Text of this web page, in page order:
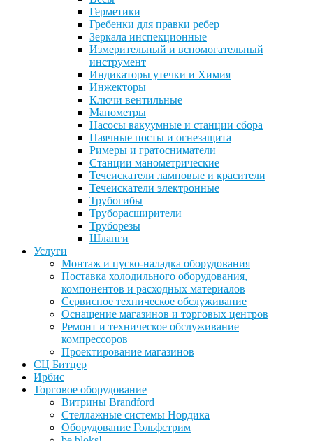
Герметики
Гребенки для правки ребер
Зеркала инспекционные
Измерительный и вспомогательный
инструмент
Индикаторы утечки и Химия
Инжекторы
Ключи вентильные
Манометры
Насосы вакуумные и станции сбора
Паячные посты и огнезащита
Римеры и гратосниматели
Станции манометрические
Течеискатели ламповые и красители
Течеискатели электронные
Трубогибы
Труборасширители
Труборезы
Шланги
Услуги
Монтаж и пуско-наладка оборудования
Поставка холодильного оборудования,
компонентов и расходных материалов
Сервисное техническое обслуживание
Оснащение магазинов и торговых центров
Ремонт и техническое обслуживание
компрессоров
Проектирование магазинов
СЦ Битцер
Ирбис
Торговое оборудование
Витрины Brandford
Стеллажные системы Нордика
Оборудование Гольфстрим